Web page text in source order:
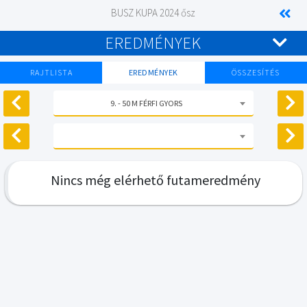
BUSZ KUPA 2024 ősz
EREDMÉNYEK
RAJTLISTA EREDMÉNYEK ÖSSZESÍTÉS
9. - 50 M FÉRFI GYORS
Nincs még elérhető futameredmény